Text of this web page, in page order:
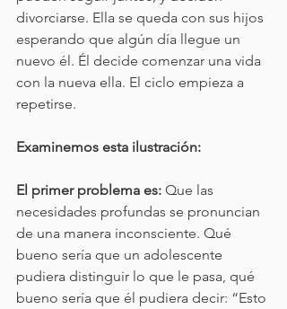
divorciarse. Ella se queda con sus hijos
esperando que algún día llegue un
nuevo él. Él decide comenzar una vida
con la nueva ella. El ciclo empieza a
repetirse.
Examinemos esta ilustración:
El primer problema es: Que las
necesidades profundas se pronuncian
de una manera inconsciente. Qué
bueno sería que un adolescente
pudiera distinguir lo que le pasa, qué
bueno sería que él pudiera decir: “Esto